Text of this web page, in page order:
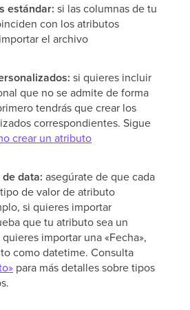
estándar: si las columnas de tu
con los atributos
el archivo
si quieres incluir
que no se admite de forma
tendrás que crear los
correspondientes. Sigue
crear un atributo
data: asegúrate de que cada
de valor de atributo
si quieres importar
que tu atributo sea un
importar una «Fecha»,
como datetime. Consulta
para más detalles sobre tipos